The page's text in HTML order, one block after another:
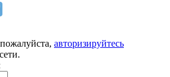
авторизируйтесь